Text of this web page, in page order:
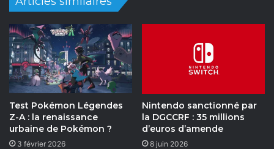
Test Pokémon Légendes
Z-A : la renaissance
urbaine de Pokémon ?
3 février 2026
Nintendo sanctionné par
la DGCCRF : 35 millions
d’euros d’amende
8 juin 2026